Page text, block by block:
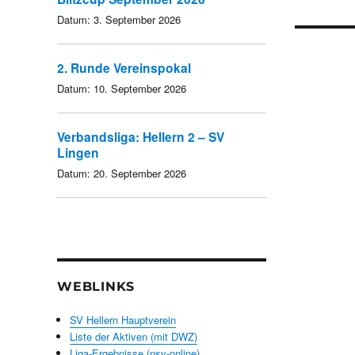
Datum: 3. September 2026
2. Runde Vereinspokal
Datum: 10. September 2026
Verbandsliga: Hellern 2 – SV
Lingen
Datum: 20. September 2026
WEBLINKS
SV Hellern Hauptverein
Liste der Aktiven (mit DWZ)